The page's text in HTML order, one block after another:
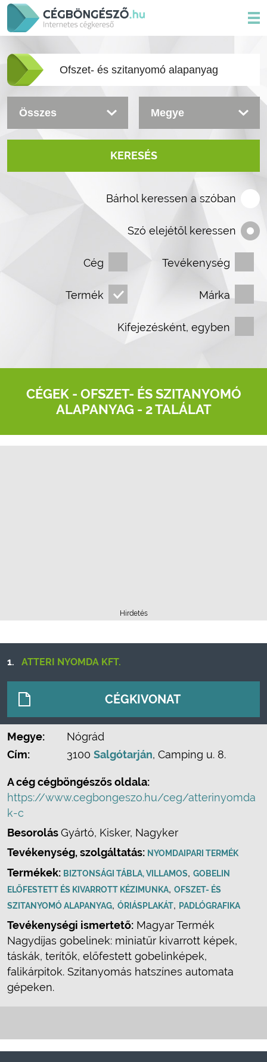
KERESÉS
Bárhol keressen a szóban
Szó elejétől keressen
Cég Tevékenység
Termék Márka
Kifejezésként, egyben
CÉGEK - OFSZET- ÉS SZITANYOMÓ
ALAPANYAG - 2 TALÁLAT
Hirdetés
1. ATTERI NYOMDA KFT.
CÉGKIVONAT
Megye:
Nógrád
Cím:
3100 Salgótarján, Camping u. 8.
A cég cégböngészős oldala:
https://www.cegbongeszo.hu/ceg/atterinyomda
k-c
BesorolásGyártó, Kisker, Nagyker
Tevékenység, szolgáltatás: NYOMDAIPARI TERMÉK
Termékek: BIZTONSÁGI TÁBLA, VILLAMOS, GOBELIN
ELŐFESTETT ÉS KIVARROTT KÉZIMUNKA, OFSZET- ÉS
SZITANYOMÓ ALAPANYAG, ÓRIÁSPLAKÁT, PADLÓGRAFIKA
Tevékenységi ismertető: Magyar Termék
Nagydíjas gobelinek: miniatűr kivarrott képek,
táskák, terítők, előfestett gobelinképek,
falikárpitok. Szitanyomás hatszínes automata
gépeken.